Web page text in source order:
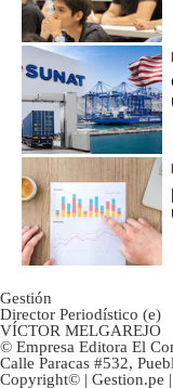
Gestión
Director Periodístico (e)
VÍCTOR MELGAREJO
© Empresa Editora El
Calle Paracas #532,
Copyright© | Gestion.pe